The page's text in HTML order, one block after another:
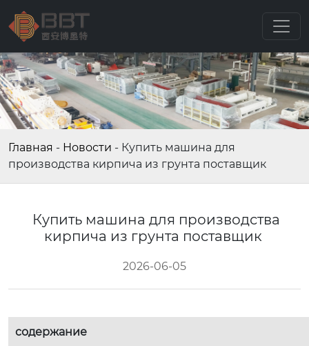
Главная - Новости - Купить машина для
производства кирпича из грунта поставщик
Купить машина для производства
кирпича из грунта поставщик
2026-06-05
содержание